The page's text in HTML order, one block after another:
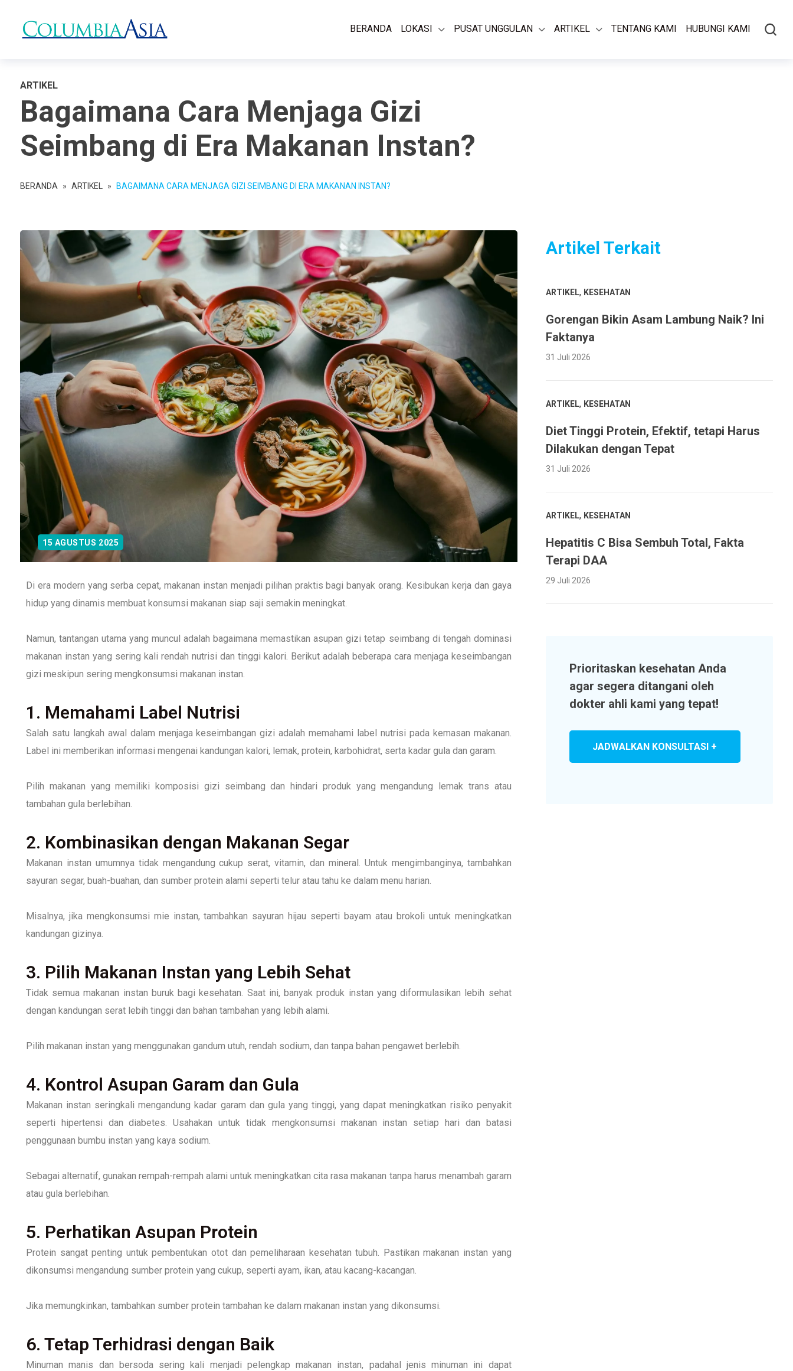
BERANDA LOKASI PUSAT UNGGULAN ARTIKEL TENTANG KAMI HUBUNGI KAMI
ARTIKEL
Bagaimana Cara Menjaga Gizi
Seimbang di Era Makanan Instan?
BERANDA » ARTIKEL » BAGAIMANA CARA MENJAGA GIZI SEIMBANG DI ERA MAKANAN INSTAN?
15 AGUSTUS 2025
Di era modern yang serba cepat, makanan instan menjadi pilihan praktis bagi banyak orang. Kesibukan kerja dan gaya
hidup yang dinamis membuat konsumsi makanan siap saji semakin meningkat.
Namun, tantangan utama yang muncul adalah bagaimana memastikan asupan gizi tetap seimbang di tengah dominasi
makanan instan yang sering kali rendah nutrisi dan tinggi kalori. Berikut adalah beberapa cara menjaga keseimbangan
gizi meskipun sering mengkonsumsi makanan instan.
1. Memahami Label Nutrisi
Salah satu langkah awal dalam menjaga keseimbangan gizi adalah memahami label nutrisi pada kemasan makanan.
Label ini memberikan informasi mengenai kandungan kalori, lemak, protein, karbohidrat, serta kadar gula dan garam.
Pilih makanan yang memiliki komposisi gizi seimbang dan hindari produk yang mengandung lemak trans atau
tambahan gula berlebihan.
2. Kombinasikan dengan Makanan Segar
Makanan instan umumnya tidak mengandung cukup serat, vitamin, dan mineral. Untuk mengimbanginya, tambahkan
sayuran segar, buah-buahan, dan sumber protein alami seperti telur atau tahu ke dalam menu harian.
Misalnya, jika mengkonsumsi mie instan, tambahkan sayuran hijau seperti bayam atau brokoli untuk meningkatkan
kandungan gizinya.
3. Pilih Makanan Instan yang Lebih Sehat
Tidak semua makanan instan buruk bagi kesehatan. Saat ini, banyak produk instan yang diformulasikan lebih sehat
dengan kandungan serat lebih tinggi dan bahan tambahan yang lebih alami.
Pilih makanan instan yang menggunakan gandum utuh, rendah sodium, dan tanpa bahan pengawet berlebih.
4. Kontrol Asupan Garam dan Gula
Makanan instan seringkali mengandung kadar garam dan gula yang tinggi, yang dapat meningkatkan risiko penyakit
seperti hipertensi dan diabetes. Usahakan untuk tidak mengkonsumsi makanan instan setiap hari dan batasi
penggunaan bumbu instan yang kaya sodium.
Sebagai alternatif, gunakan rempah-rempah alami untuk meningkatkan cita rasa makanan tanpa harus menambah garam
atau gula berlebihan.
5. Perhatikan Asupan Protein
Protein sangat penting untuk pembentukan otot dan pemeliharaan kesehatan tubuh. Pastikan makanan instan yang
dikonsumsi mengandung sumber protein yang cukup, seperti ayam, ikan, atau kacang-kacangan.
Jika memungkinkan, tambahkan sumber protein tambahan ke dalam makanan instan yang dikonsumsi.
6. Tetap Terhidrasi dengan Baik
Minuman manis dan bersoda sering kali menjadi pelengkap makanan instan, padahal jenis minuman ini dapat
Artikel Terkait
ARTIKEL, KESEHATAN
Gorengan Bikin Asam Lambung Naik? Ini
Faktanya
31 Juli 2026
ARTIKEL, KESEHATAN
Diet Tinggi Protein, Efektif, tetapi Harus
Dilakukan dengan Tepat
31 Juli 2026
ARTIKEL, KESEHATAN
Hepatitis C Bisa Sembuh Total, Fakta
Terapi DAA
29 Juli 2026
Prioritaskan kesehatan Anda
agar segera ditangani oleh
dokter ahli kami yang tepat!
JADWALKAN KONSULTASI +